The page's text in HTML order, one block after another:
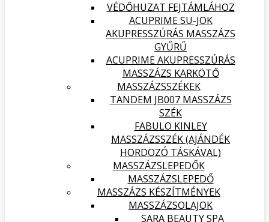
VÉDŐHUZAT FEJTÁMLÁHOZ
ACUPRIME SU-JOK
AKUPRESSZÚRÁS MASSZÁZS
GYŰRŰ
ACUPRIME AKUPRESSZÚRÁS
MASSZÁZS KARKÖTŐ
MASSZÁZSSZÉKEK
TANDEM JB007 MASSZÁZS
SZÉK
FABULO KINLEY
MASSZÁZSSZÉK (AJÁNDÉK
HORDOZÓ TÁSKÁVAL)
MASSZÁZSLEPEDŐK
MASSZÁZSLEPEDŐ
MASSZÁZS KÉSZÍTMÉNYEK
MASSZÁZSOLAJOK
SARA BEAUTY SPA